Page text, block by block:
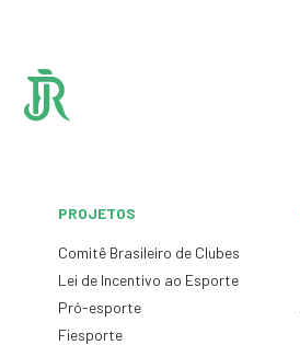
PROJETOS
Comitê Brasileiro de Clubes
Lei de Incentivo ao Esporte
Pró-esporte
Fiesporte